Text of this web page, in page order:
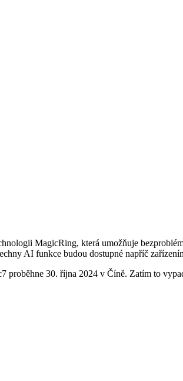
MagicRing, která umožňuje
AI funkce budou dostupné napříč
30. října 2024 v Číně. Zatím to